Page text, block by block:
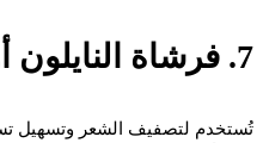
7. فرشاة النايلون أو البريستل:
تُستخدم لتصفيف الشعر وتسهيل